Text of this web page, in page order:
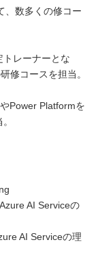
、数多くの修コー
レーナーとな
修コースを担当。
Power Platformを
AI Serviceの
AI Serviceの理